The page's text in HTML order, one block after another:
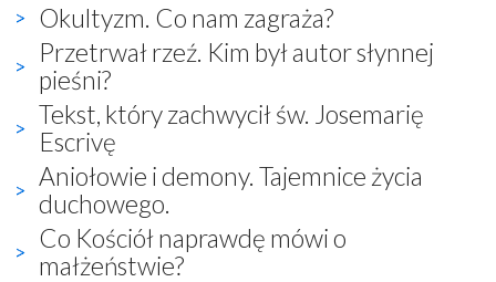
Okultyzm. Co nam zagraża?
Przetrwał rzeź. Kim był autor słynnej
pieśni?
Tekst, który zachwycił św. Josemarię
Escrivę
Aniołowie i demony. Tajemnice życia
duchowego.
Co Kościół naprawdę mówi o
małżeństwie?